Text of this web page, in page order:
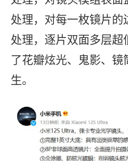
处理，对每一枚镜片
处理，逐片双面多层
了花瓣炫光、鬼影、
生。